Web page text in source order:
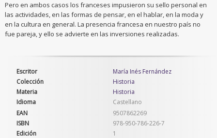
Pero en ambos casos los franceses impusieron su sello personal en
las actividades, en las formas de pensar, en el hablar, en la moda y
en la cultura en general. La presencia francesa en nuestro país no
fue pareja, y ello se advierte en las inversiones realizadas.
Escritor
María Inés Fernández
Colección
Historia
Materia
Historia
Idioma
Castellano
EAN
9507862269
ISBN
978-950-786-226-7
Edición
1